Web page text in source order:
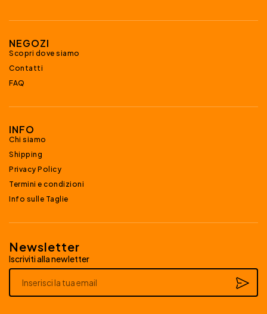
NEGOZI
Scopri dove siamo
Contatti
FAQ
INFO
Chi siamo
Shipping
Privacy Policy
Termini e condizioni
Info sulle Taglie
Newsletter
Iscriviti alla newletter